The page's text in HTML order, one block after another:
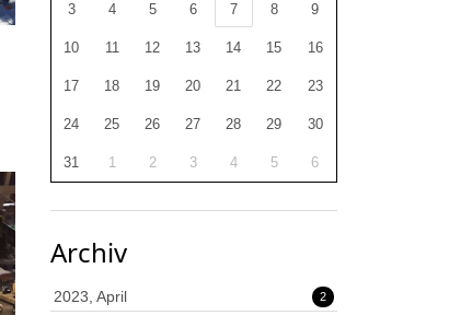
3 4 5 6 7 8 9
10 11 12 13 14 15 16
17 18 19 20 21 22 23
24 25 26 27 28 29 30
31 1 2 3 4 5 6
Archiv
2023, April 2